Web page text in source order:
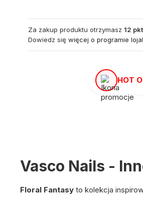
Za zakup produktu otrzymasz 12 pkt
Dowiedz się więcej o programie
HOT
Vasco Nails -
Floral Fantasy to kolekcja